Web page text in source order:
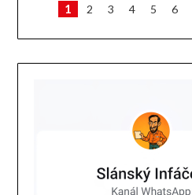
Stránkování
příspěvků
1 2 3 4 5 6